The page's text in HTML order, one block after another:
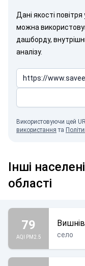
Дані якості
можна
дашборду,
аналізу.
Використовуючи цей
використання та
Інші
області
79
AQI PM2.5
Вишнів
село